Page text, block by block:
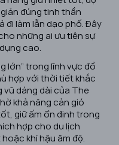
đúng tinh thần
đi làm lẫn dạo phố. Đây
những ai ưu tiên sự
cao.
lớn” trong lĩnh vực đồ
hợp với thời tiết khắc
vũ dáng dài của The
khả năng cản gió
giữ ấm ổn định trong
hợp cho du lịch
khí hậu âm độ.